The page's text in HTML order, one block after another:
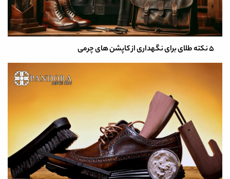
5 نکته طلای برای نگهداری از کاپشن‌ های چرمی